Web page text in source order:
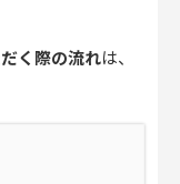
く際の流れは、